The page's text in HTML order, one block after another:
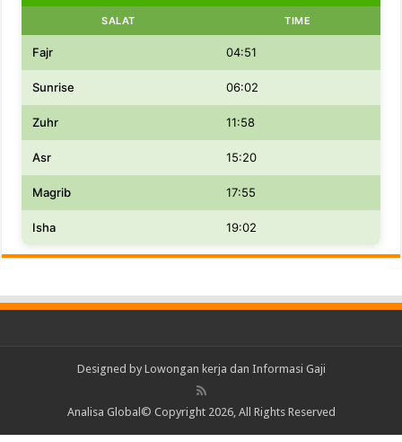
SALAT TIME
Fajr 04:51
Sunrise 06:02
Zuhr 11:58
Asr 15:20
Magrib 17:55
Isha 19:02
Designed by Lowongan kerja dan Informasi Gaji
Analisa Global© Copyright 2026, All Rights Reserved